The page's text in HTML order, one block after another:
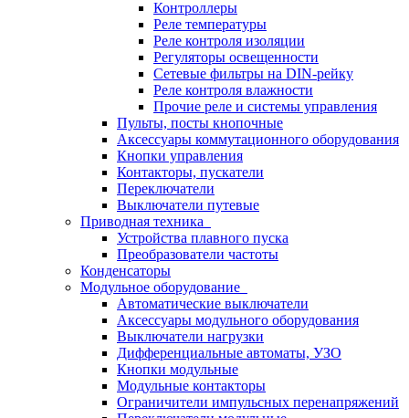
Контроллеры
Реле температуры
Реле контроля изоляции
Регуляторы освещенности
Сетевые фильтры на DIN-рейку
Реле контроля влажности
Прочие реле и системы управления
Пульты, посты кнопочные
Аксессуары коммутационного оборудования
Кнопки управления
Контакторы, пускатели
Переключатели
Выключатели путевые
Приводная техника
Устройства плавного пуска
Преобразователи частоты
Конденсаторы
Модульное оборудование
Автоматические выключатели
Аксессуары модульного оборудования
Выключатели нагрузки
Дифференциальные автоматы, УЗО
Кнопки модульные
Модульные контакторы
Ограничители импульсных перенапряжений